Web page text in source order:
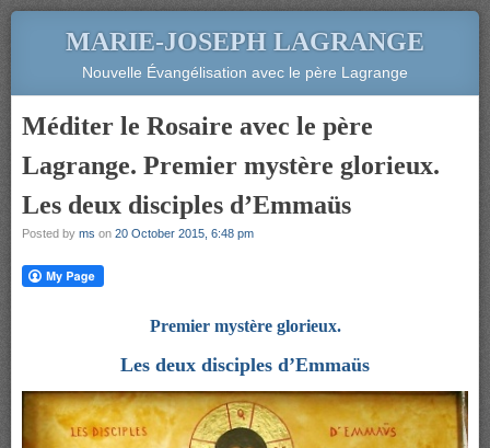
MARIE-JOSEPH LAGRANGE
Nouvelle Évangélisation avec le père Lagrange
Méditer le Rosaire avec le père
Lagrange. Premier mystère glorieux.
Les deux disciples d’Emmaüs
Posted by ms on 20 October 2015, 6:48 pm
Premier mystère glorieux.
Les deux disciples d’Emmaüs